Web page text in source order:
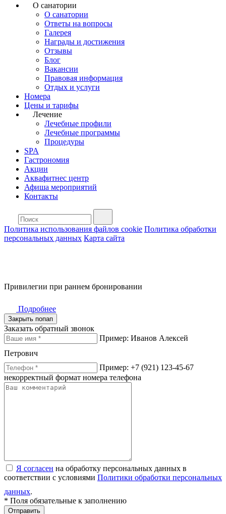
О санатории
О санатории
Ответы на вопросы
Галерея
Награды и достижения
Отзывы
Блог
Вакансии
Правовая информация
Отдых и услуги
Номера
Цены и тарифы
Лечение
Лечебные профили
Лечебные программы
Процедуры
SPA
Гастрономия
Акции
Аквафитнес центр
Афиша мероприятий
Контакты
Политика использования файлов cookie Политика обработки
персональных данных Карта сайта
Привилегии при раннем бронировании
Подробнее
Закрыть попап
Заказать обратный звонок
Пример: Иванов Алексей
Петрович
Пример: +7 (921) 123-45-67
некорректный формат номера телефона
Я согласен на обработку персональных данных в
соответствии с условиями Политики обработки персональных
данных.
* Поля обязательные к заполнению
Отправить